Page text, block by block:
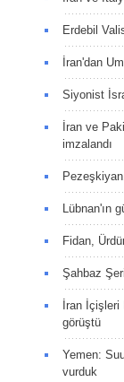
Erdebil
İran'dan
Siyonist
İran ve
imzalandı
Lübnan'ın
Fidan,
Şahbaz
İran İçişleri
görüştü
Yemen:
vurduk